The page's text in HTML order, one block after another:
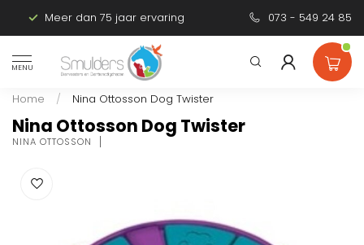
Meer dan 75 jaar ervaring Persoonlijk
073 - 549 24 85
MENU
Home / Nina Ottosson Dog Twister
Nina Ottosson Dog Twister
NINA OTTOSSON